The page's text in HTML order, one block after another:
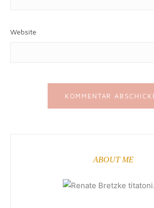
Website
ABOUT ME